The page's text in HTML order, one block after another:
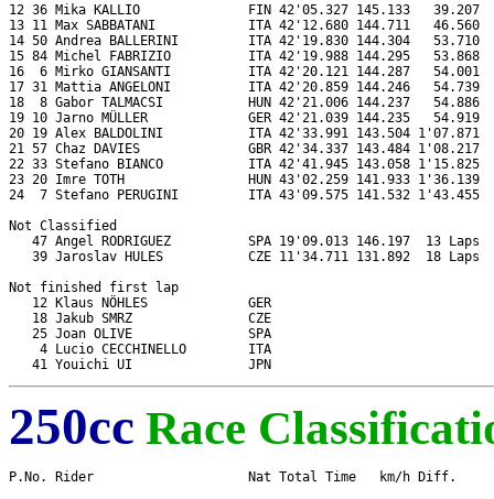
12 36 Mika KALLIO              FIN 42'05.327 145.133   39.207
13 11 Max SABBATANI            ITA 42'12.680 144.711
14 50 Andrea BALLERINI         ITA 42'19.830 144.304   53.710
15 84 Michel FABRIZIO          ITA 42'19.988 144.295
16  6 Mirko GIANSANTI          ITA 42'20.121 144.287   54.001
17 31 Mattia ANGELONI          ITA 42'20.859 144.246
18  8 Gabor TALMACSI           HUN 42'21.006 144.237
19 10 Jarno MÜLLER             GER 42'21.039 144.235   54.919
20 19 Alex BALDOLINI           ITA 42'33.991 143.504 1'07.871
21 57 Chaz DAVIES              GBR 42'34.337 143.484
22 33 Stefano BIANCO           ITA 42'41.945 143.058
23 20 Imre TOTH                HUN 43'02.259 141.933 1'36.139
24  7 Stefano PERUGINI         ITA 43'09.575 141.532
Not Classified
47 Angel RODRIGUEZ          SPA 19'09.013 146.197  13 Laps
39 Jaroslav HULES           CZE 11'34.711 131.892  18 Laps
Not finished first lap
12 Klaus NÖHLES             GER
18 Jakub SMRZ               CZE
25 Joan OLIVE               SPA
4 Lucio CECCHINELLO        ITA
250cc Race
P.No. Rider                    Nat Total Time   km/h Diff.